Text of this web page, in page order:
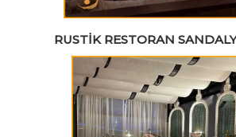
RUSTIK RESTORAN